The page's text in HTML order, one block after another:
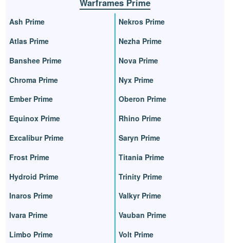
Warframes Prime
Ash Prime
Atlas Prime
Banshee Prime
Chroma Prime
Ember Prime
Equinox Prime
Excalibur Prime
Frost Prime
Hydroid Prime
Inaros Prime
Ivara Prime
Limbo Prime
Nekros Prime
Nezha Prime
Nova Prime
Nyx Prime
Oberon Prime
Rhino Prime
Saryn Prime
Titania Prime
Trinity Prime
Valkyr Prime
Vauban Prime
Volt Prime